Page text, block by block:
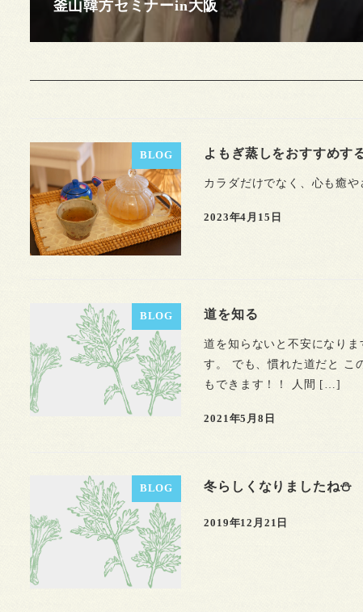
釜山韓方セミナーin大阪
BLOG よもぎ蒸しをおすすめす
カラダだけでなく、心も癒
2023年4月15日
BLOG 道を知る
道を知らないと不安になり
す。 でも、慣れた道だと こ
もできます！！ 人間 […]
2021年5月8日
BLOG 冬らしくなりましたね⛄️
2019年12月21日